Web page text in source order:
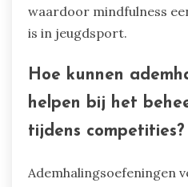
waardoor mindfulness
is in jeugdsport.
Hoe kunnen
helpen bij het
tijdens competities?
Ademhalingsoefeningen